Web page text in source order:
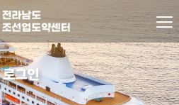
로그인